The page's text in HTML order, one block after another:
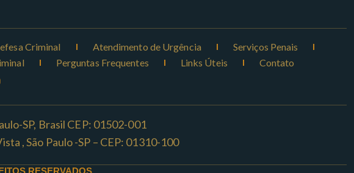
Criminal Atendimento de Urgência
Serviços Penais
Perguntas Frequentes Links Úteis Contato
SP, Brasil CEP: 01502-001
, São Paulo -SP – CEP: 01310-100
RESERVADOS.